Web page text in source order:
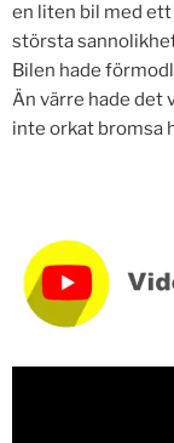
en liten bil med
största
Bilen hade
Än värre hade det
inte orkat bromsa